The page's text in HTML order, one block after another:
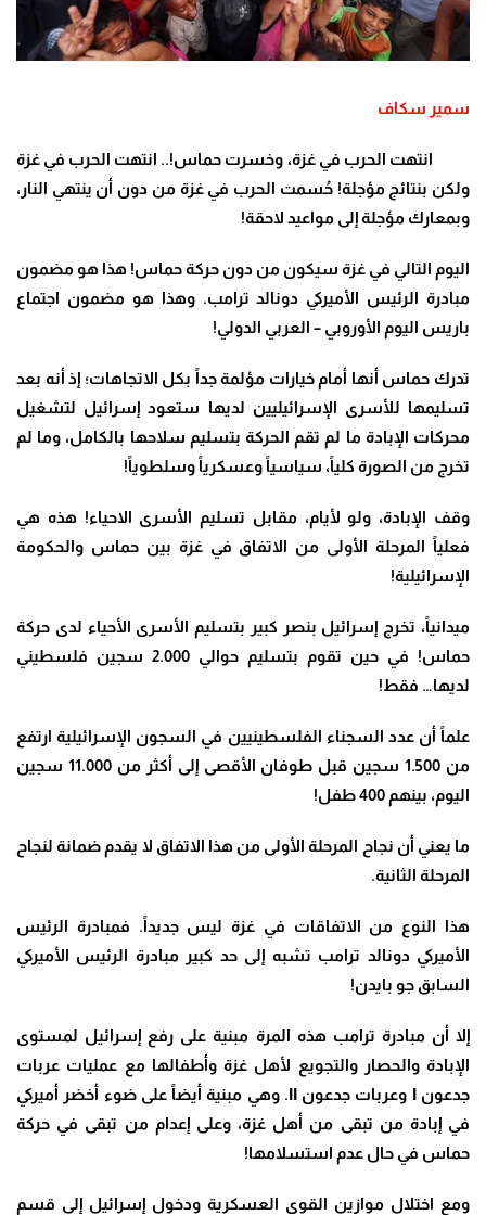
سمير سكاف
انتهت الحرب في غزة، وخسرت حماس!.. انتهت الحرب في غزة
ولكن بنتائج مؤجلة! حُسمت الحرب في غزة من دون أن ينتهي النار،
وبمعارك مؤجلة إلى مواعيد لاحقة!
اليوم التالي في غزة سيكون من دون حركة حماس! هذا هو مضمون
مبادرة الرئيس الأميركي دونالد ترامب. وهذا هو مضمون اجتماع
باريس اليوم الأوروبي – العربي الدولي!
تدرك حماس أنها أمام خيارات مؤلمة جداً بكل الاتجاهات؛ إذ أنه بعد
تسليمها للأسرى الإسرائيليين لديها ستعود إسرائيل لتشغيل
محركات الإبادة ما لم تقم الحركة بتسليم سلاحها بالكامل، وما لم
تخرج من الصورة كلياً، سياسياً وعسكرياً وسلطوياً!
وقف الإبادة، ولو لأيام، مقابل تسليم الأسرى الاحياء! هذه هي
فعلياً المرحلة الأولى من الاتفاق في غزة بين حماس والحكومة
الإسرائيلية!
ميدانياً، تخرج إسرائيل بنصر كبير بتسليم الأسرى الأحياء لدى حركة
حماس! في حين تقوم بتسليم حوالي 2.000 سجين فلسطيني
لديها… فقط!
علماً أن عدد السجناء الفلسطينيين في السجون الإسرائيلية ارتفع
من 1.500 سجين قبل طوفان الأقصى إلى أكثر من 11.000 سجين
اليوم، بينهم 400 طفل
!
ما يعني أن نجاح المرحلة الأولى من هذا الاتفاق لا يقدم ضمانة لنجاح
المرحلة الثانية.
هذا النوع من الاتفاقات في غزة ليس جديداً. فمبادرة الرئيس
الأميركي دونالد ترامب تشبه إلى حد كبير مبادرة الرئيس الأميركي
السابق جو بايدن!
إلا أن مبادرة ترامب هذه المرة مبنية على رفع إسرائيل لمستوى
الإبادة والحصار والتجويع لأهل غزة وأطفالها مع عمليات عربات
جدعون I وعربات جدعون II.
وهي مبنية أيضاً على ضوء أخضر أميركي
في إبادة من تبقى من أهل غزة، وعلى إعدام من تبقى في حركة
حماس في حال عدم استسلامها!
ومع اختلال موازين القوى العسكرية ودخول إسرائيل إلى قسم